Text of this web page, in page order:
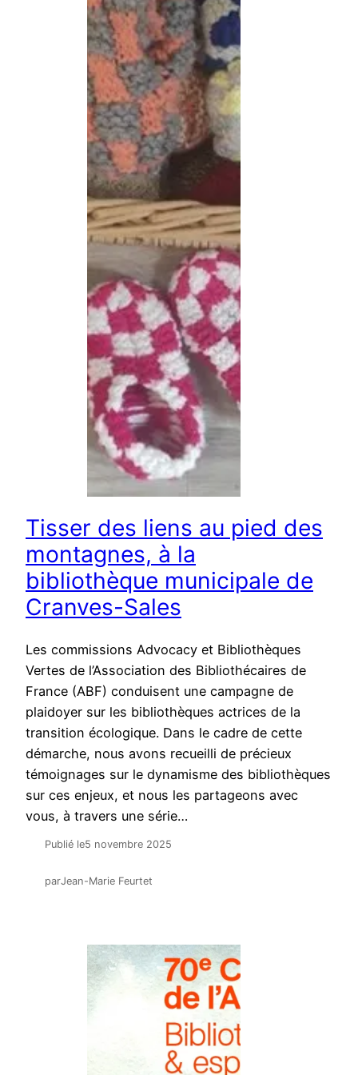
Tisser des liens au pied des
montagnes, à la
bibliothèque municipale de
Cranves-Sales
Les commissions Advocacy et Bibliothèques
Vertes de l’Association des Bibliothécaires de
France (ABF) conduisent une campagne de
plaidoyer sur les bibliothèques actrices de la
transition écologique. Dans le cadre de cette
démarche, nous avons recueilli de précieux
témoignages sur le dynamisme des bibliothèques
sur ces enjeux, et nous les partageons avec
vous, à travers une série…
Publié le5 novembre 2025
parJean-Marie Feurtet